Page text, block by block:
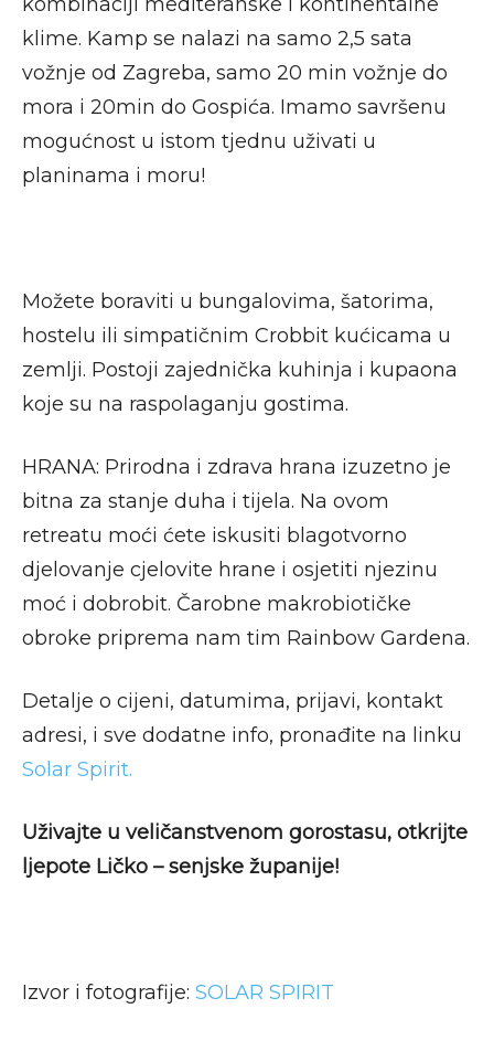
klime. Kamp se nalazi na samo 2,5 sata
vožnje od Zagreba, samo 20 min vožnje do
mora i 20min do Gospića. Imamo savršenu
mogućnost u istom tjednu uživati u
planinama i moru!
Možete boraviti u bungalovima, šatorima,
hostelu ili simpatičnim Crobbit kućicama u
zemlji. Postoji zajednička kuhinja i kupaona
koje su na raspolaganju gostima.
HRANA: Prirodna i zdrava hrana izuzetno je
bitna za stanje duha i tijela. Na ovom
retreatu moći ćete iskusiti blagotvorno
djelovanje cjelovite hrane i osjetiti njezinu
moć i dobrobit. Čarobne makrobiotičke
obroke priprema nam tim Rainbow Gardena.
Detalje o cijeni, datumima, prijavi, kontakt
adresi, i sve dodatne info, pronađite na linku
Solar Spirit.
Uživajte u veličanstvenom gorostasu, otkrijte
ljepote Ličko – senjske županije!
Izvor i fotografije: SOLAR SPIRIT